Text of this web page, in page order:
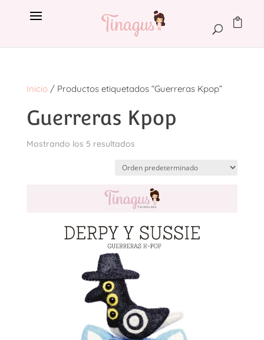
Inicio/ Productos etiquetados “Guerreras Kpop”
Guerreras Kpop
Mostrando los 5 resultados